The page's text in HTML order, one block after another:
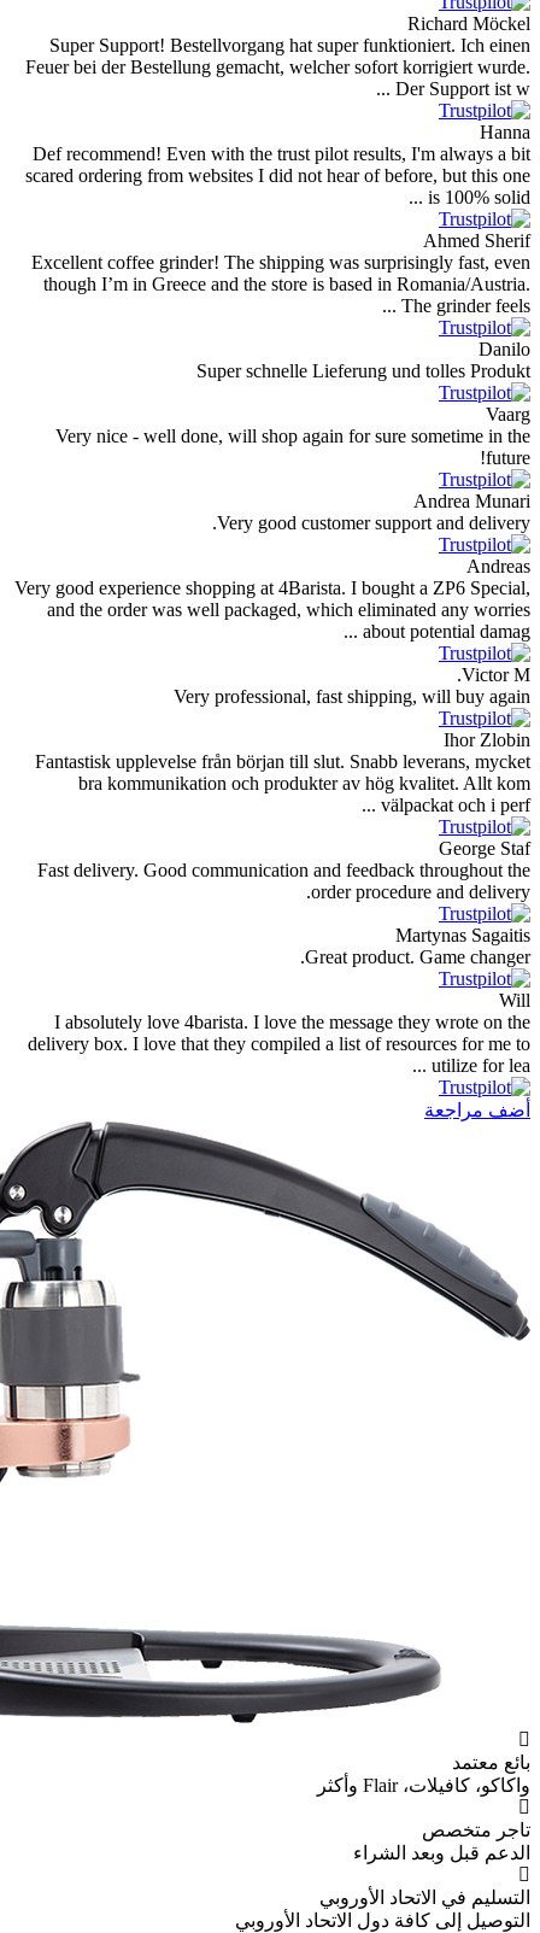
Super Support! Bestellvorgang hat
Feuer bei der Bestellung gemacht,
Def recommend! Even with the trust
scared ordering from websites I did not
Excellent coffee grinder! The shipping
though I’m in Greece and the store is
Super schnelle
Very nice - well done, will shop
Very good
Very good experience shopping at
and the order was well packaged,
Very professional,
Fantastisk upplevelse från början till
bra kommunikation och
Fast delivery. Good communication
I absolutely love 4barista. I love the
delivery box. I love that they compiled a
الأوروبي